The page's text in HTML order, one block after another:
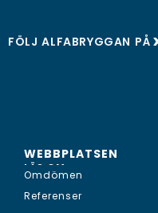
FÖLJ ALFABRYGGAN PÅ
WEBBPLATSEN
LÄS OM...
Omdömen
Referenser